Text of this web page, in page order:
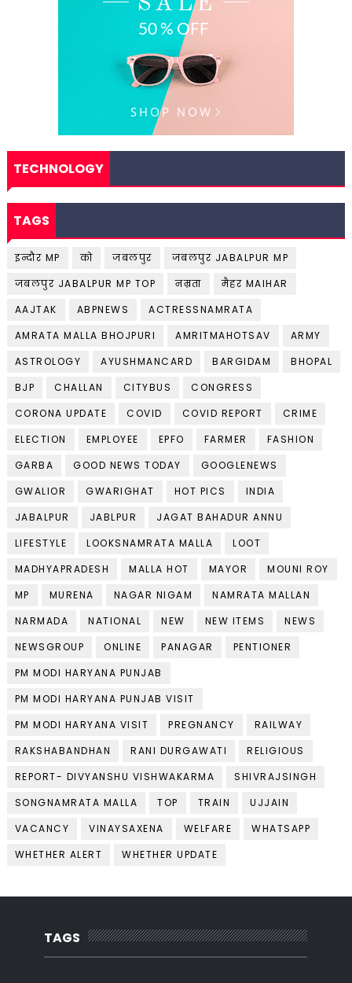
TECHNOLOGY
TAGS
इन्दौर MP को जबलपुर
जबलपुर JABALPUR MP
जबलपुर JABALPUR MP TOP
नम्रता
मैहर MAIHAR
AAJTAK
ABPNEWS
ACTRESSNAMRATA
AMRATA MALLA BHOJPURI
AMRITMAHOTSAV
ARMY
ASTROLOGY
AYUSHMANCARD BARGIDAM
BHOPAL
BJP
CHALLAN CITYBUS
CONGRESS
CORONA UPDATE
COVID COVID REPORT
CRIME
ELECTION
EMPLOYEE EPFO FARMER
FASHION
GARBA
GOOD NEWS TODAY
GOOGLENEWS
GWALIOR
GWARIGHAT HOT PICS
INDIA
JABALPUR
JABLPUR
JAGAT BAHADUR ANNU
LIFESTYLE
LOOKSNAMRATA MALLA
LOOT
MADHYAPRADESH
MALLA HOT MAYOR
MOUNI ROY
MP
MURENA NAGAR NIGAM
NAMRATA MALLAN
NARMADA
NATIONAL NEW NEW ITEMS
NEWS
NEWSGROUP
ONLINE PANAGAR
PENTIONER
PM MODI HARYANA PUNJAB
PM MODI HARYANA PUNJAB VISIT
PM MODI HARYANA VISIT
PREGNANCY
RAILWAY
RAKSHABANDHAN
RANI DURGAWATI
RELIGIOUS
REPORT- DIVYANSHU VISHWAKARMA
SHIVRAJSINGH
SONGNAMRATA MALLA
TOP TRAIN
UJJAIN
VACANCY
VINAYSAXENA WELFARE
WHATSAPP
WHETHER ALERT
WHETHER UPDATE
TAGS